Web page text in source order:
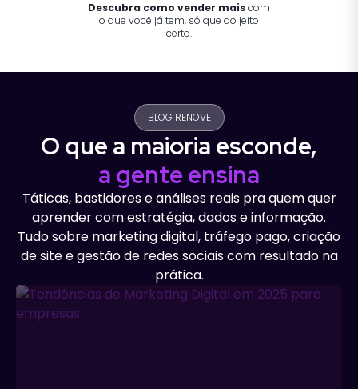
Descubra como vender maiscom
o que você já tem, só que do jeito
certo.
BLOG RENOVE
O que a maioria esconde,
a gente ensina
Táticas, bastidores e análises reais pra quem quer
aprender com estratégia, dados e informação.
Tudo sobre marketing digital, tráfego pago, criação
de site e gestão de redes sociais com resultado na
prática.